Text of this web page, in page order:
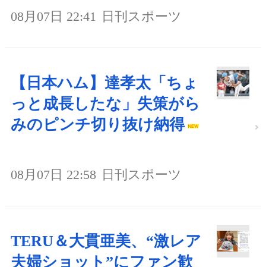
08月07日 22:41 日刊スポーツ
【日本ハム】達孝太「ちょ
っと成長したな」失策がら
みのピンチ切り抜け納得
08月07日 22:58 日刊スポーツ
TERU＆大貫亜美、“激レア
夫婦ショット”にファン歓